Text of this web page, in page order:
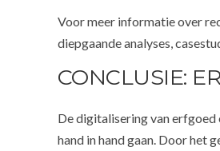
Voor meer informatie over
diepgaande analyses,
CONCLUSIE:
De digitalisering van
hand in hand gaan. Door het